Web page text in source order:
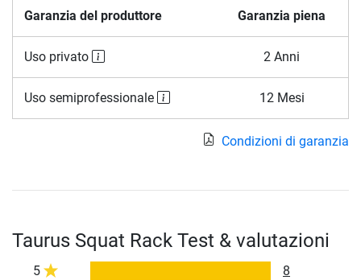
Garanzia del produttore Garanzia piena
Uso privato 2 Anni
Uso semiprofessionale 12 Mesi
Condizioni di garanzia
Taurus Squat Rack Test & valutazioni
5
8